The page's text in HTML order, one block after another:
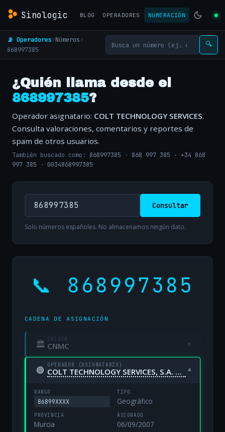
Sinologic BLOG OPERADORES NUMERACIÓN
📡 Operadores›Números›
868997385
🔍
¿Quién llama desde el
868997385?
Operador asignatario: COLT TECHNOLOGY SERVICES.
Consulta valoraciones, comentarios y reportes de
spam de otros usuarios.
También buscado como: 868997385 · 868 997 385 · +34 868
997 385 · 0034868997385
Consultar
Solo números españoles. No almacenamos ningún dato.
📞 868997385
CADENA DE ASIGNACIÓN
🏛 ORIGEN
CNMC ▾
🟢 OPERADOR (ASIGNATARIO)
COLT TECHNOLOGY SERVICES, S.A. UNIPERSONAL ▾
RANGO
86899XXXX
TIPO
Geográfico
PROVINCIA
Murcia
ASIGNADO
06/09/2007